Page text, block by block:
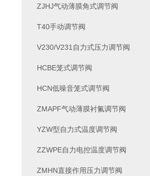
ZJHJ气动薄膜角式调节阀
T40手动调节阀
V230/V231自力式压力调节阀
HCBE笼式调节阀
HCN低噪音笼式调节阀
ZMAPF气动薄膜衬氟调节阀
YZW型自力式温度调节阀
ZZWPE自力电控温度调节阀
ZMHN直接作用压力调节阀